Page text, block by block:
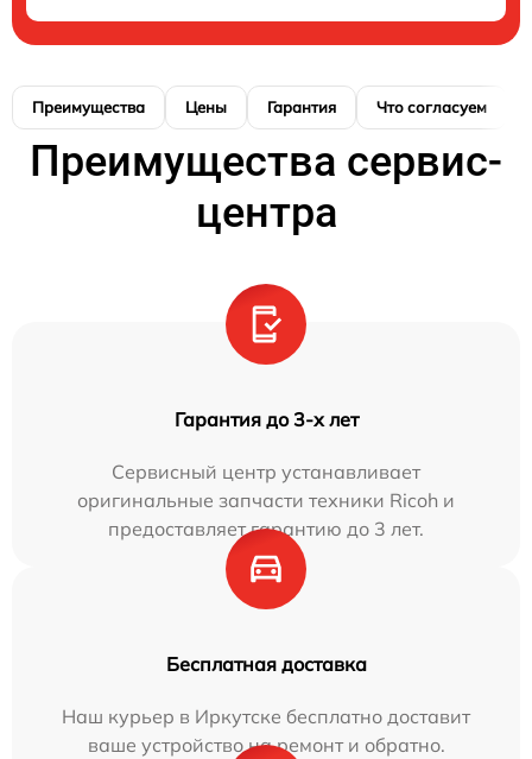
Преимущества Цены Гарантия Что согласуем
Преимущества сервис-
центра
Гарантия до 3-х лет
Сервисный центр устанавливает
оригинальные запчасти техники Ricoh и
предоставляет гарантию до 3 лет.
Бесплатная доставка
Наш курьер в Иркутске бесплатно доставит
ваше устройство на ремонт и обратно.